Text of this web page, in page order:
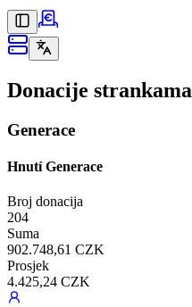
Donacije strankama
Generace
Hnutí Generace
Broj donacija
204
Suma
902.748,61 CZK
Prosjek
4.425,24 CZK